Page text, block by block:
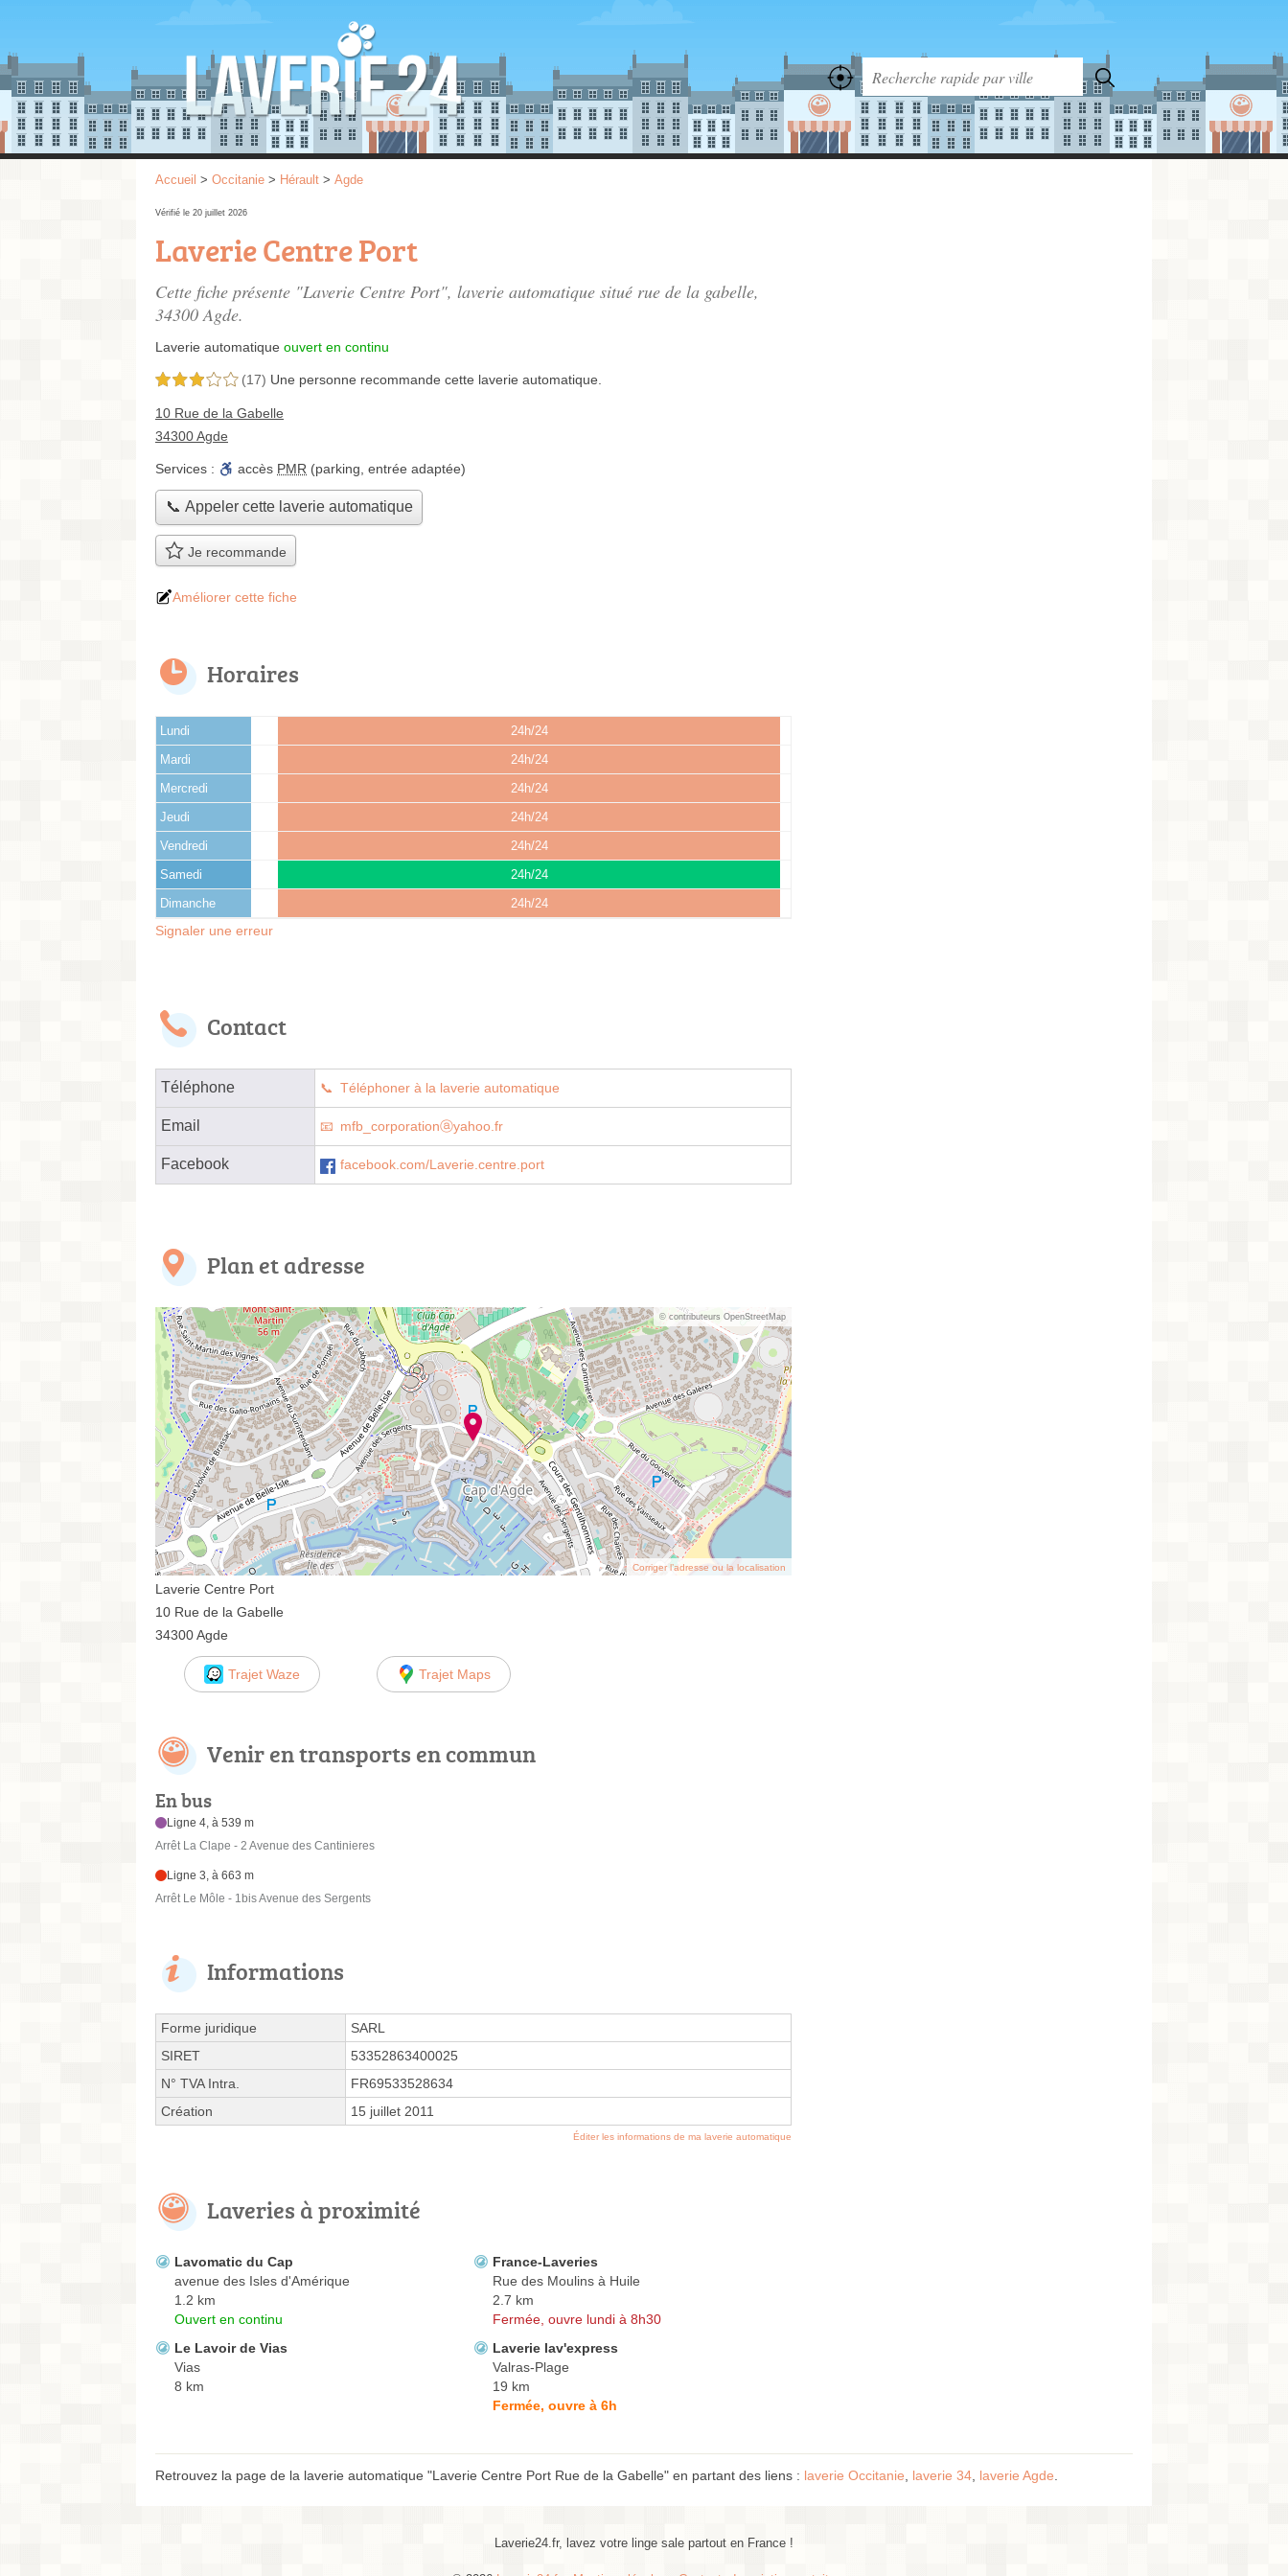
Accueil > Occitanie > Hérault > Agde
Vérifié le 20 juillet 2026
Laverie Centre Port
Cette fiche présente "Laverie Centre Port", laverie automatique situé rue de la gabelle,
34300 Agde.
Laverie automatique ouvert en continu
3,0 étoiles sur 5 (17) Une personne recommande cette laverie automatique.
10 Rue de la Gabelle
34300 Agde
Services : accès PMR (parking, entrée adaptée)
📞 Appeler cette laverie automatique
Je recommande
Améliorer cette fiche
Horaires
Lundi 24h/24
Mardi 24h/24
Mercredi 24h/24
Jeudi 24h/24
Vendredi 24h/24
Samedi 24h/24
Dimanche 24h/24
Signaler une erreur
Contact
Téléphone Téléphoner à la laverie automatique
Email mfb_corporationⓐyahoo.fr
Facebook facebook.com/Laverie.centre.port
Plan et adresse
© contributeurs OpenStreetMap
Corriger l’adresse ou la localisation
Laverie Centre Port
10 Rue de la Gabelle
34300 Agde
Trajet Waze Trajet Maps
Venir en transports en commun
En bus
Ligne 4, à 539 m
Arrêt La Clape - 2 Avenue des Cantinieres
Ligne 3, à 663 m
Arrêt Le Môle - 1bis Avenue des Sergents
Informations
Forme juridique
SARL
SIRET
53352863400025
N° TVA Intra.
FR69533528634
Création
15 juillet 2011
Éditer les informations de ma laverie automatique
Laveries à proximité
Lavomatic du Cap
avenue des Isles d'Amérique
1.2 km
Ouvert en continu
France-Laveries
Rue des Moulins à Huile
2.7 km
Fermée, ouvre lundi à 8h30
Le Lavoir de Vias
Vias
8 km
Laverie lav'express
Valras-Plage
19 km
Fermée, ouvre à 6h
Retrouvez la page de la laverie automatique "Laverie Centre Port Rue de la Gabelle" en partant des liens : laverie Occitanie, laverie 34, laverie Agde.
Laverie24.fr, lavez votre linge sale partout en France !